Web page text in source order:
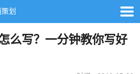
划
么写？一分钟教你写好